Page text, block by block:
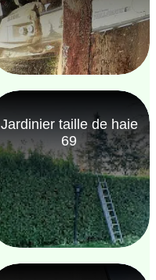
Jardinier taille de haie
69